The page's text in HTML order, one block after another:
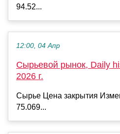
94.52...
12:00, 04 Апр
Сырьевой рынок, Daily
2026 г.
Сырье Цена закрытия
75.069...